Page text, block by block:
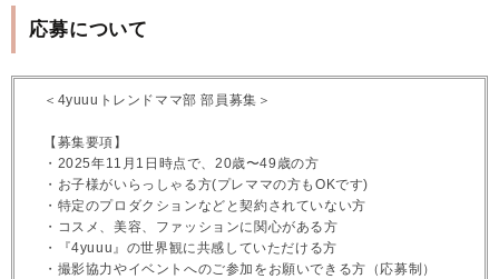
応募について
＜4yuuuトレンドママ部 部員募集＞
【募集要項】
・2025年11月1日時点で、20歳〜49歳の方
・お子様がいらっしゃる方(プレママの方もOKです)
・特定のプロダクションなどと契約されていない方
・コスメ、美容、ファッションに関心がある方
・『4yuuu』の世界観に共感していただける方
・撮影協力やイベントへのご参加をお願いできる方（応募制）